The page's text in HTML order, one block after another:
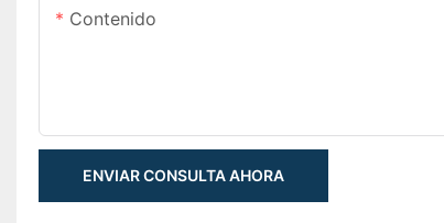
Contenido
ENVIAR CONSULTA AHORA